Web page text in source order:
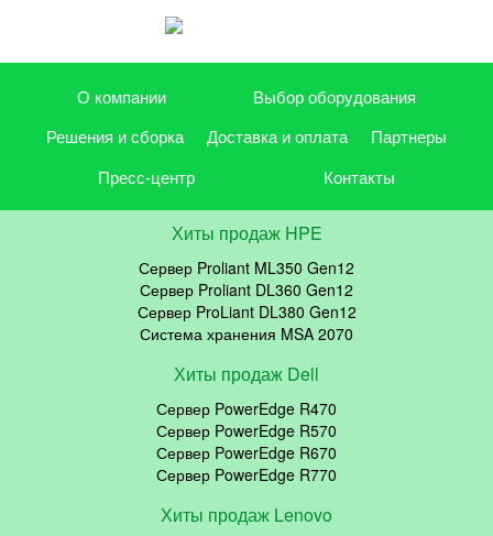
О компании
Выбор оборудования
Решения и сборка
Доставка и оплата
Партнеры
Пресс-центр
Контакты
Хиты продаж HPE
Сервер Proliant ML350 Gen12
Сервер Proliant DL360 Gen12
Сервер ProLiant DL380 Gen12
Система хранения MSA 2070
Хиты продаж Dell
Сервер PowerEdge R470
Сервер PowerEdge R570
Сервер PowerEdge R670
Сервер PowerEdge R770
Хиты продаж Lenovo